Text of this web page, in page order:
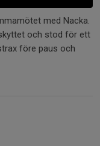
med Nacka.
och stod för ett
före paus och